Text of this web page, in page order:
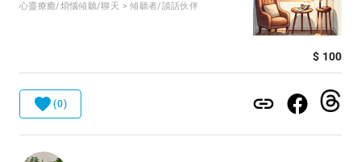
心靈療癒/煩惱傾聽/聊天 > 傾聽者/談話伙伴
$ 100
(0)